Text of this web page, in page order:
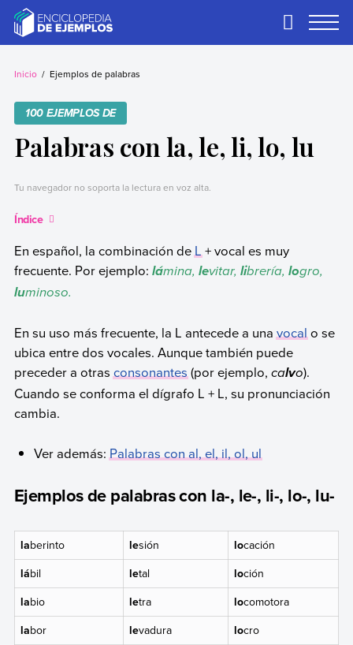
contentEjemplos
Necesitas ejemplos.
Primary
Inicio Ejemplos de palabras
100 EJEMPLOS DE
Palabras con la, le, li, lo, lu
Tu navegador no soporta la lectura en voz alta.
Índice
En español, la combinación deL+ vocal es muy
frecuente. Por ejemplo: lámina, levitar, librería, logro,
luminoso.
En su uso más frecuente, la L antecede a unavocalo se
ubica entre dos vocales. Aunque también puede
preceder a otrasconsonantes(por ejemplo, calvo).
Cuando se conforma el dígrafo L + L, su pronunciación
cambia.
Ver además:Palabras con al, el, il, ol, ul
Ejemplos de palabras con la-, le-, li-, lo-, lu-
laberinto lesión locación
lábil letal loción
labio letra locomotora
labor levadura locro